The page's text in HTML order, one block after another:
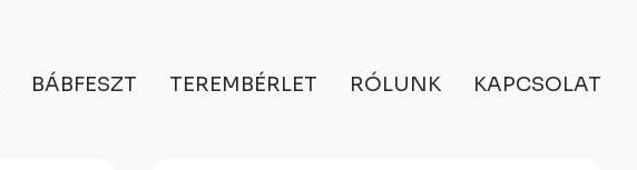
BÁBFESZT TEREMBÉRLET RÓLUNK KAPCSOLAT